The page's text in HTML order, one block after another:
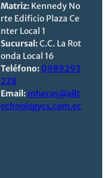
Matriz: Kennedy No
rte Edificio Plaza Ce
nter Local 1
Sucursal:C.C. La Rot
onda Local 16
Teléfono: 0989293
228
Email: mheras@allt
echnologycs.com.ec